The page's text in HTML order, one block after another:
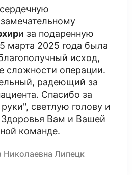
и за подаренную
марта 2025 года была
исход,
сложности операции.
радеющий за
Спасибо за
светлую голову и
Здоровья Вам и Вашей
команде.
Николаевна Липецк